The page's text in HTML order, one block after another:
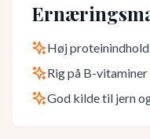
Høj proteinindhold
Rig på B-vitaminer
God kilde til jern